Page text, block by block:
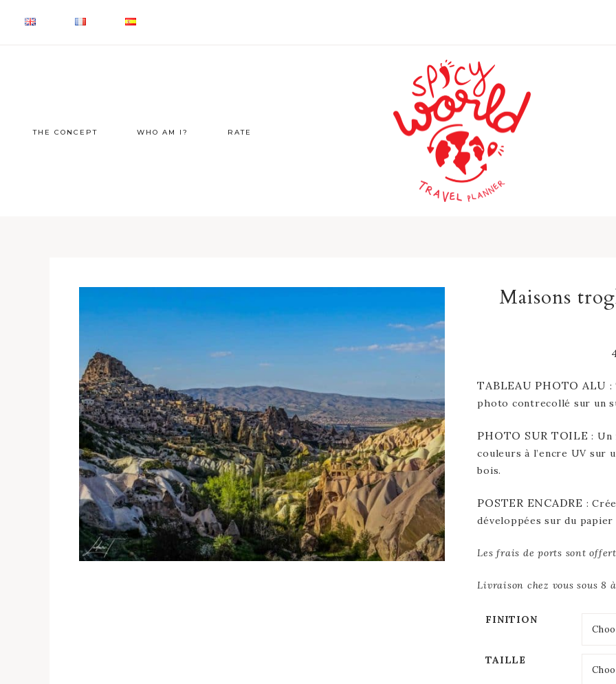
THE CONCEPT WHO AM I? RATE
Maisons
TABLEAU PHOTO ALU :
photo contrecollé sur un
PHOTO SUR TOILE : Un
couleurs à l’encre UV sur
bois.
POSTER ENCADRE :
développées sur du
Les frais de ports sont
Livraison chez vous sous 8
FINITION
TAILLE